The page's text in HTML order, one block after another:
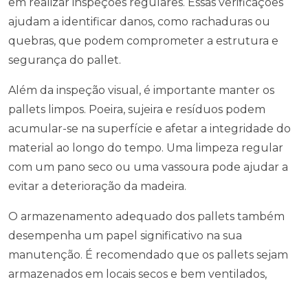
ajudam a identificar danos, como rachaduras ou
quebras, que podem comprometer a estrutura e
segurança do pallet.
Além da inspeção visual, é importante manter os
pallets limpos. Poeira, sujeira e resíduos podem
acumular-se na superfície e afetar a integridade do
material ao longo do tempo. Uma limpeza regular
com um pano seco ou uma vassoura pode ajudar a
evitar a deterioração da madeira.
O armazenamento adequado dos pallets também
desempenha um papel significativo na sua
manutenção. É recomendado que os pallets sejam
armazenados em locais secos e bem ventilados,